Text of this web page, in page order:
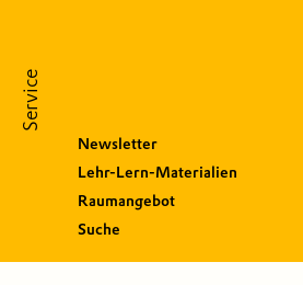
Service
Newsletter
Lehr-Lern-Materialien
Raumangebot
Suche